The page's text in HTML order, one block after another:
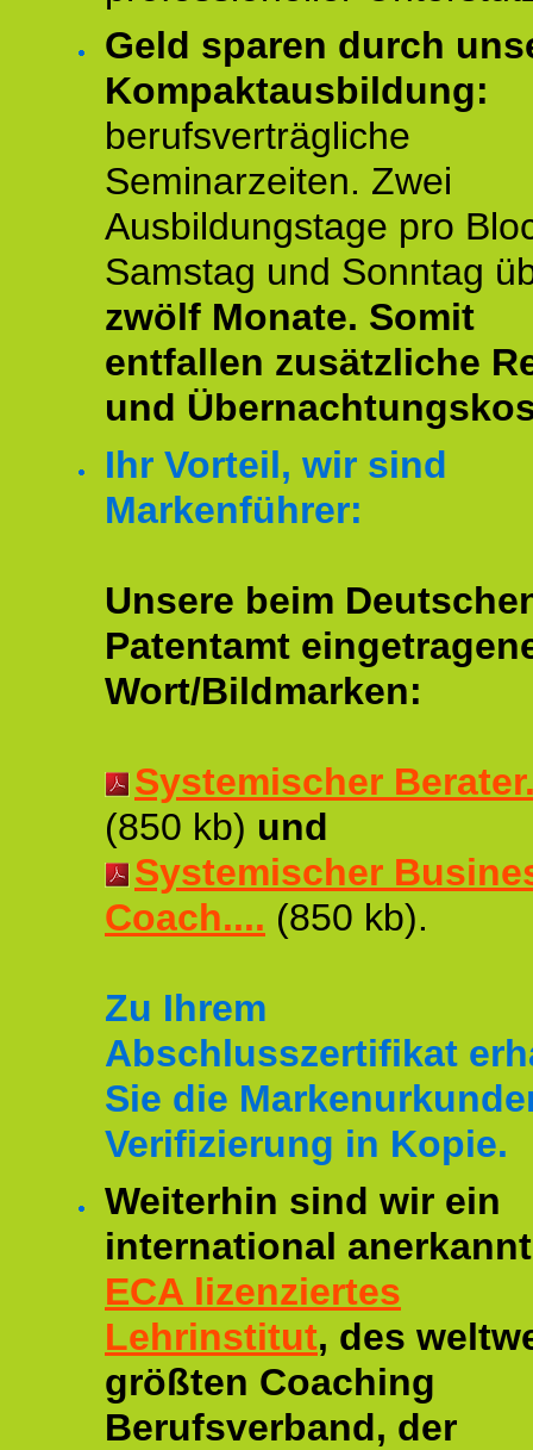
Geld sparen durch
Kompaktausbildung:
berufsverträgliche
Seminarzeiten. Zwei
Ausbildungstage pro
Samstag und Sonntag
zwölf Monate. Somit
entfallen zusätzliche
und
Ihr Vorteil, wir sind
Markenführer:
Unsere beim
Patentamt
Wort/Bildmarken:
Systemischer
(850 kb) und
Systemischer
Coach.... (850 kb).
Zu Ihrem
Abschlusszertifikat
Sie die
Verifizierung in Kopie.
Weiterhin sind wir ein
international
ECA lizenziertes
Lehrinstitut, des
größten Coaching
Berufsverband, der